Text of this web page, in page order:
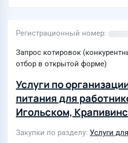
Регистрационный номер
Запрос котировок
отбор в открытой форме)
Услуги по
питания для
Игольском,
Закупки по разделу Услуги